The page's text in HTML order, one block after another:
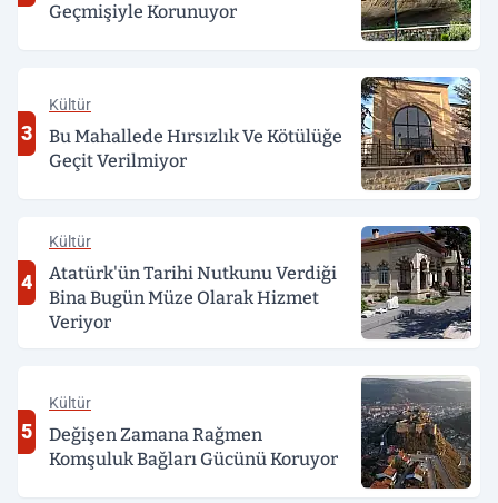
Geçmişiyle Korunuyor
3
Kültür
Bu Mahallede Hırsızlık Ve Kötülüğe
Geçit Verilmiyor
4
Kültür
Atatürk'ün Tarihi Nutkunu Verdiği
Bina Bugün Müze Olarak Hizmet
Veriyor
5
Kültür
Değişen Zamana Rağmen
Komşuluk Bağları Gücünü Koruyor